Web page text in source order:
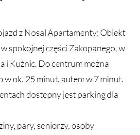
z Nosal Apartamenty: Obiekt
spokojnej części Zakopanego, w
i Kuźnic. Do centrum można
w ok. 25 minut, autem w 7 minut.
dostępny jest parking dla
pary, seniorzy, osoby